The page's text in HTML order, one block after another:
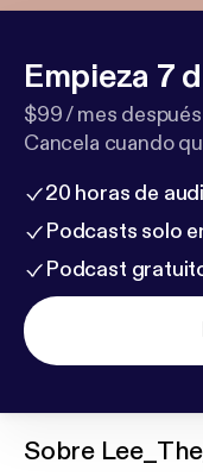
Empieza 7
$99 / mes
Cancela cuando
20 horas de
Podcasts solo
Podcast
Sobre